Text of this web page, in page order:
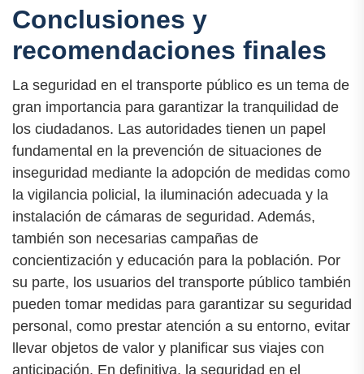
Conclusiones y
recomendaciones finales
La seguridad en el transporte público es un tema de
gran importancia para garantizar la tranquilidad de
los ciudadanos. Las autoridades tienen un papel
fundamental en la prevención de situaciones de
inseguridad mediante la adopción de medidas como
la vigilancia policial, la iluminación adecuada y la
instalación de cámaras de seguridad. Además,
también son necesarias campañas de
concientización y educación para la población. Por
su parte, los usuarios del transporte público también
pueden tomar medidas para garantizar su seguridad
personal, como prestar atención a su entorno, evitar
llevar objetos de valor y planificar sus viajes con
anticipación. En definitiva, la seguridad en el